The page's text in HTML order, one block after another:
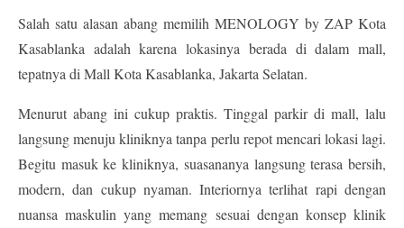
Salah satu alasan abang memilih MENOLOGY by ZAP Kota
Kasablanka adalah karena lokasinya berada di dalam mall,
tepatnya di Mall Kota Kasablanka, Jakarta Selatan.
Menurut abang ini cukup praktis. Tinggal parkir di mall, lalu
langsung menuju kliniknya tanpa perlu repot mencari lokasi lagi.
Begitu masuk ke kliniknya, suasananya langsung terasa bersih,
modern, dan cukup nyaman. Interiornya terlihat rapi dengan
nuansa maskulin yang memang sesuai dengan konsep klinik